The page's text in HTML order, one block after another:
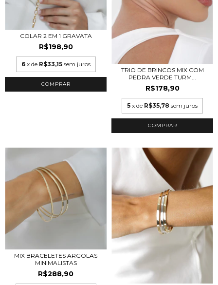
COLAR 2 EM 1 GRAVATA
R$198,90
6 x de R$33,15 sem juros
TRIO DE BRINCOS MIX COM
PEDRA VERDE TURM...
R$178,90
5 x de R$35,78 sem juros
COMPRAR
MIX BRACELETES ARGOLAS
MINIMALISTAS
R$288,90